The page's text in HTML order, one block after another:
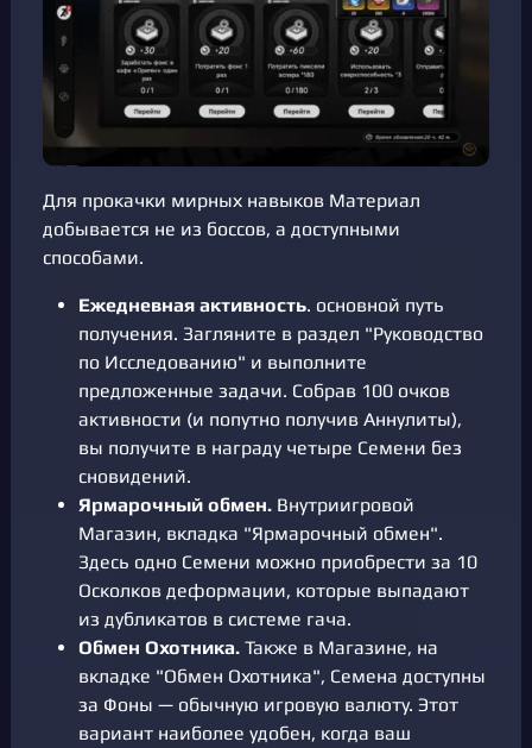
Для прокачки мирных навыков Материал
добывается не из боссов, а доступными
способами.
Ежедневная активность. основной путь
получения. Загляните в раздел "Руководство
по Исследованию" и выполните
предложенные задачи. Собрав 100 очков
активности (и попутно получив Аннулиты),
вы получите в награду четыре Семени без
сновидений.
Ярмарочный обмен. Внутриигровой
Магазин, вкладка "Ярмарочный обмен".
Здесь одно Семени можно приобрести за 10
Осколков деформации, которые выпадают
из дубликатов в системе гача.
Обмен Охотника. Также в Магазине, на
вкладке "Обмен Охотника", Семена доступны
за Фоны — обычную игровую валюту. Этот
вариант наиболее удобен, когда ваш